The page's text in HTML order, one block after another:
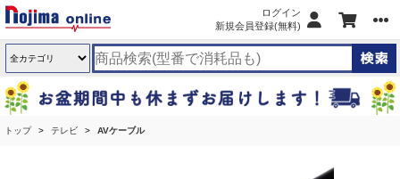
ログイン
新規会員登録(無料)
トップ テレビ AVケーブル